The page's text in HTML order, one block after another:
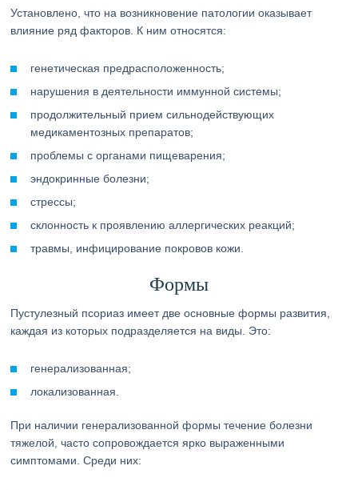
Установлено, что на возникновение патологии оказывает
влияние ряд факторов. К ним относятся:
генетическая предрасположенность;
нарушения в деятельности иммунной системы;
продолжительный прием сильнодействующих
медикаментозных препаратов;
проблемы с органами пищеварения;
эндокринные болезни;
стрессы;
склонность к проявлению аллергических реакций;
травмы, инфицирование покровов кожи.
Формы
Пустулезный псориаз имеет две основные формы развития,
каждая из которых подразделяется на виды. Это:
генерализованная;
локализованная.
При наличии генерализованной формы течение болезни
тяжелой, часто сопровождается ярко выраженными
симптомами. Среди них: